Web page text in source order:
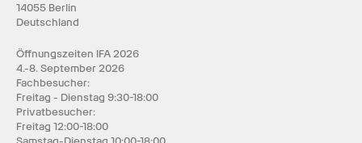
14055 Berlin
Deutschland
Öffnungszeiten IFA 2026
4.-8. September 2026
Fachbesucher:
Freitag - Dienstag 9:30-18:00
Privatbesucher:
Freitag 12:00-18:00